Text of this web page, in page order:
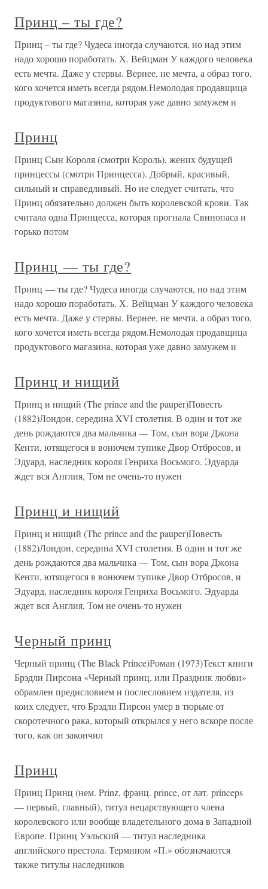
Принц – ты где?
Принц – ты где? Чудеса иногда случаются, но над этим
надо хорошо поработать. Х. Вейцман У каждого человека
есть мечта. Даже у стервы. Вернее, не мечта, а образ того,
кого хочется иметь всегда рядом.Немолодая продавщица
продуктового магазина, которая уже давно замужем и
Принц
Принц Сын Короля (смотри Король), жених будущей
принцессы (смотри Принцесса). Добрый, красивый,
сильный и справедливый. Но не следует считать, что
Принц обязательно должен быть королевской крови. Так
считала одна Принцесса, которая прогнала Свинопаса и
горько потом
Принц — ты где?
Принц — ты где? Чудеса иногда случаются, но над этим
надо хорошо поработать. Х. Вейцман У каждого человека
есть мечта. Даже у стервы. Вернее, не мечта, а образ того,
кого хочется иметь всегда рядом.Немолодая продавщица
продуктового магазина, которая уже давно замужем и
Принц и нищий
Принц и нищий (The prince and the pauper)Повесть
(1882)Лондон, середина XVI столетия. В один и тот же
день рождаются два мальчика — Том, сын вора Джона
Кенти, ютящегося в вонючем тупике Двор Отбросов, и
Эдуард, наследник короля Генриха Восьмого. Эдуарда
ждет вся Англия, Том не очень-то нужен
Принц и нищий
Принц и нищий (The prince and the pauper)Повесть
(1882)Лондон, середина XVI столетия. В один и тот же
день рождаются два мальчика — Том, сын вора Джона
Кенти, ютящегося в вонючем тупике Двор Отбросов, и
Эдуард, наследник короля Генриха Восьмого. Эдуарда
ждет вся Англия, Том не очень-то нужен
Черный принц
Черный принц (The Black Prince)Роман (1973)Текст книги
Брэдли Пирсона «Черный принц, или Праздник любви»
обрамлен предисловием и послесловием издателя, из
коих следует, что Брэдли Пирсон умер в тюрьме от
скоротечного рака, который открылся у него вскоре после
того, как он закончил
Принц
Принц Принц (нем. Prinz, франц. prince, от лат. princeps
— первый, главный), титул нецарствующего члена
королевского или вообще владетельного дома в Западной
Европе. Принц Уэльский — титул наследника
английского престола. Термином «П.» обозначаются
также титулы наследников